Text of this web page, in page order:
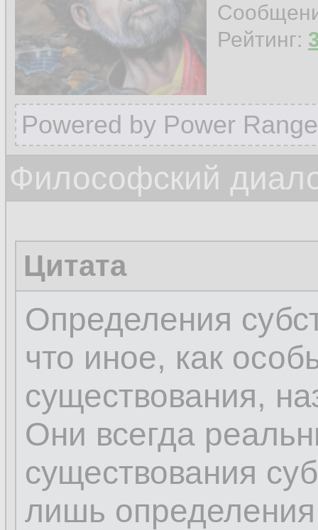
Рейтинг:
Powered by Power
Философский
Цитата
Определения
что иное, как
существования,
Они всегда
существования
лишь